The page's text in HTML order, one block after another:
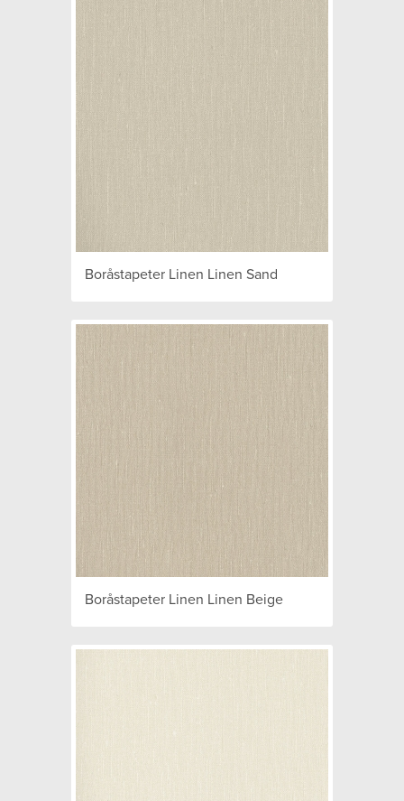
Boråstapeter Linen Linen Sand
Boråstapeter Linen Linen Beige